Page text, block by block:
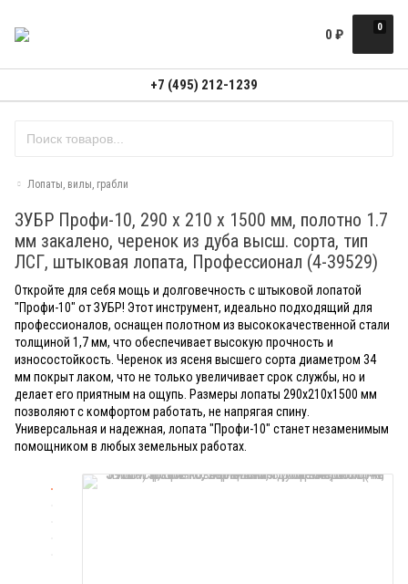
0
0 ₽
+7 (495) 212-1239
Лопаты, вилы, грабли
ЗУБР Профи-10, 290 х 210 х 1500 мм, полотно 1.7
мм закалено, черенок из дуба высш. сорта, тип
ЛСГ, штыковая лопата, Профессионал (4-39529)
Откройте для себя мощь и долговечность с штыковой лопатой
"Профи-10" от ЗУБР! Этот инструмент, идеально подходящий для
профессионалов, оснащен полотном из высококачественной стали
толщиной 1,7 мм, что обеспечивает высокую прочность и
износостойкость. Черенок из ясеня высшего сорта диаметром 34
мм покрыт лаком, что не только увеличивает срок службы, но и
делает его приятным на ощупь. Размеры лопаты 290х210х1500 мм
позволяют с комфортом работать, не напрягая спину.
Универсальная и надежная, лопата "Профи-10" станет незаменимым
помощником в любых земельных работах.